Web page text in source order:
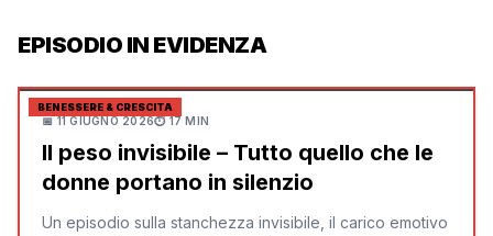
EPISODIO IN EVIDENZA
BENESSERE & CRESCITA
📅11 GIUGNO 2026⏱17 MIN
Il peso invisibile – Tutto quello che le
donne portano in silenzio
Un episodio sulla stanchezza invisibile, il carico emotivo